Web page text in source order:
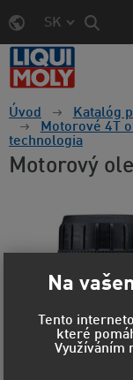
SK
Úvod Katalóg
Motorové 4T
technologia
Motorový
Na
Tento
které
Využíváním